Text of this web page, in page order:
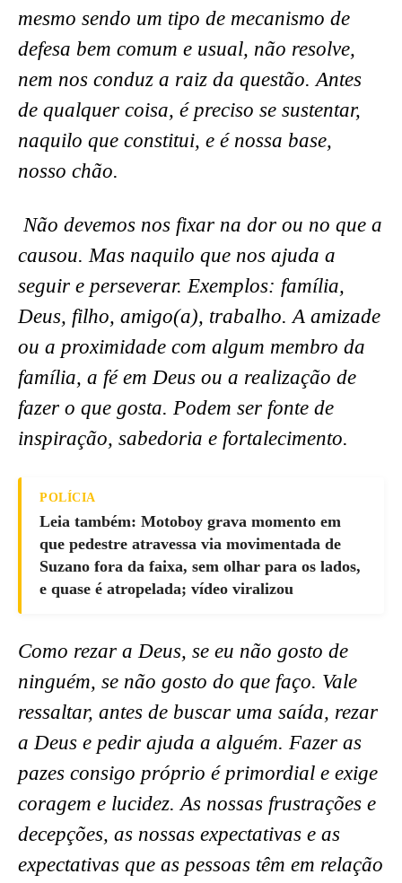
mesmo sendo um tipo de mecanismo de
defesa bem comum e usual, não resolve,
nem nos conduz a raiz da questão. Antes
de qualquer coisa, é preciso se sustentar,
naquilo que constitui, e é nossa base,
nosso chão.
Não devemos nos fixar na dor ou no que a
causou. Mas naquilo que nos ajuda a
seguir e perseverar. Exemplos: família,
Deus, filho, amigo(a), trabalho. A amizade
ou a proximidade com algum membro da
família, a fé em Deus ou a realização de
fazer o que gosta. Podem ser fonte de
inspiração, sabedoria e fortalecimento.
POLÍCIA
Leia também: Motoboy grava momento em
que pedestre atravessa via movimentada de
Suzano fora da faixa, sem olhar para os lados,
e quase é atropelada; vídeo viralizou
Como rezar a Deus, se eu não gosto de
ninguém, se não gosto do que faço. Vale
ressaltar, antes de buscar uma saída, rezar
a Deus e pedir ajuda a alguém. Fazer as
pazes consigo próprio é primordial e exige
coragem e lucidez. As nossas frustrações e
decepções, as nossas expectativas e as
expectativas que as pessoas têm em relação